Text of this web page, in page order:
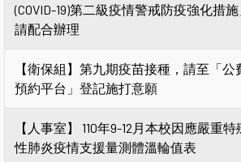
(COVID-19)第二級疫情警戒防疫強化措施
請配合辦理
【衛保組】第九期疫苗接種，請至「公
預約平台」登記施打意願
【人事室】 110年9-12月本校因應嚴重
性肺炎疫情支援量測體溫輪值表